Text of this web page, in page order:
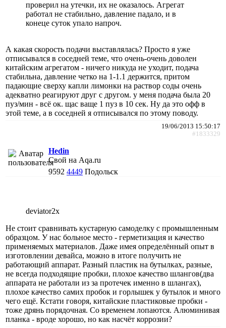
проверил на утечки, их не оказалось. Агрегат
работал не стабильно, давление падало, и в
конеце суток упало напроч.
А какая скорость подачи выставлялась? Просто я уже
отписывался в соседней теме, что очень-очень доволен
китайским агрегатом - ничего никуда не уходит, подача
стабильна, давление четко на 1-1.1 держится, притом
падающие сверху капли лимонки на раствор соды очень
адекватно реагируют друг с другом. у меня подача была 20
пуз/мин - всё ок. щас ваще 1 пуз в 10 сек. Ну да это офф в
этой теме, а в соседней я отписывался по этому поводу.
19/06/2013 15:50:17
#1833329
Hedin
Свой на Aqa.ru
9592 4449 Подольск
deviator2x
Не стоит сравнивать кустарную самоделку с промышленным
образцом. У нас больное место - герметизация и качество
применяемых материалов. Даже имея определённый опыт в
изготовлении девайса, можно в итоге получить не
работающий аппарат. Разный пластик на бутылках, разные,
не всегда подходящие пробки, плохое качество шлангов(два
аппарата не работали из за протечек именно в шлангах),
плохое качество самих пробок и горлышек у бутылок и много
чего ещё. Кстати говоря, китайские пластиковые пробки -
тоже дрянь порядочная. Со временем лопаются. Алюминивая
планка - вроде хорошо, но как насчёт коррозии?